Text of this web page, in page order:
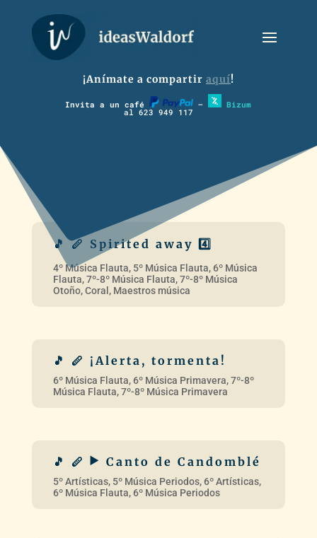
¡Anímate a compartir aquí!
Invita a un café – Bizum
al 623 949 117